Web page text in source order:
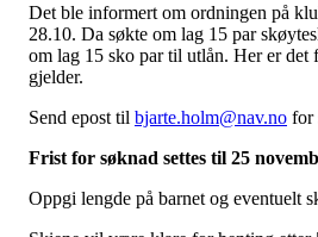
Det ble informert om ordningen på
28.10. Da søkte om lag 15 par
om lag 15 sko par til utlån. Her er det
gjelder.
Send epost til bjarte.holm@nav.no for
Frist for søknad settes til 25
Oppgi lengde på barnet og eventuelt